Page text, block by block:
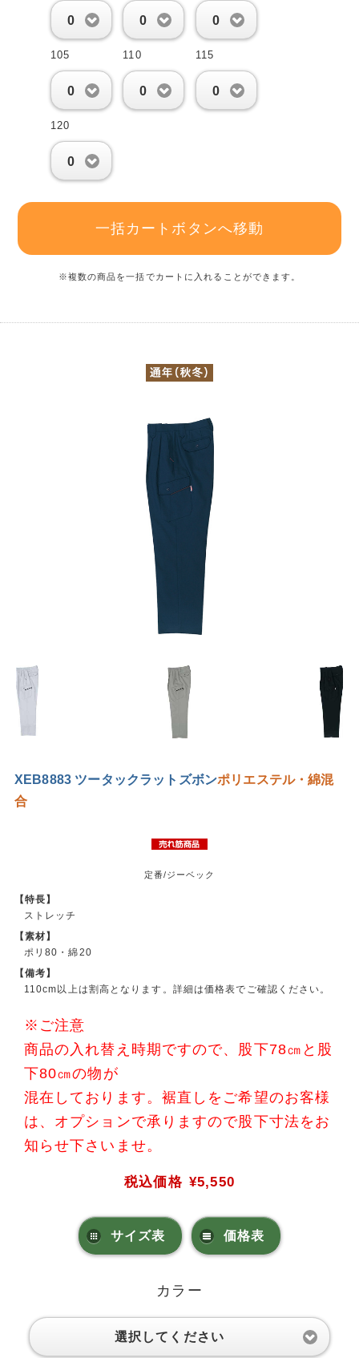
0 0 0
105
0
110
0
115
0
120
0
一括カートボタンへ移動
※複数の商品を一括でカートに入れることができます。
XEB8883 ツータックラットズボンポリエステル・綿混
合
定番/ジーベック
【特長】
ストレッチ
【素材】
ポリ80・綿20
【備考】
110cm以上は割高となります。詳細は価格表でご確認ください。
※ご注意
商品の入れ替え時期ですので、股下78㎝と股
下80㎝の物が
混在しております。裾直しをご希望のお客様
は、オプションで承りますので股下寸法をお
知らせ下さいませ。
税込価格 ¥5,550
サイズ表 価格表
カラー
選択してください